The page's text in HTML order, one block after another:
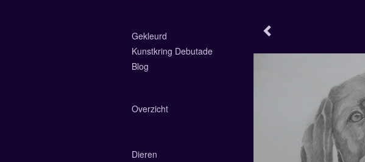
Gekleurd
Kunstkring Debutade
Blog
Overzicht
Dieren